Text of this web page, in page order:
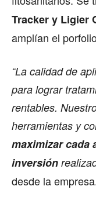
Tracker y Ligier
amplían el
“La calidad de
para lograr
rentables.
herramientas y
maximizar cada
inversión
desde la